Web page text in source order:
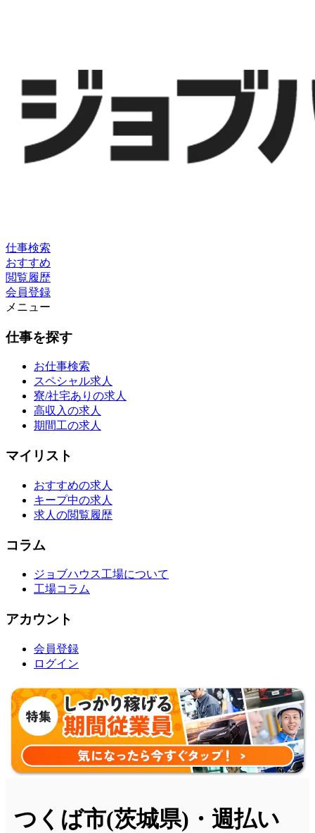
仕事検索
おすすめ
閲覧履歴
会員登録
メニュー
仕事を探す
お仕事検索
スペシャル求人
寮/社宅ありの求人
高収入の求人
期間工の求人
マイリスト
おすすめの求人
キープ中の求人
求人の閲覧履歴
コラム
ジョブハウス工場について
工場コラム
アカウント
会員登録
ログイン
つくば市(茨城県)・週払い